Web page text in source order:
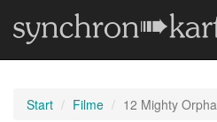
Start Filme 12 Mighty